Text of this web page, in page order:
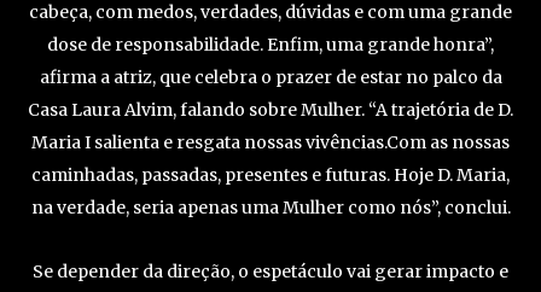
cabeça, com medos, verdades, dúvidas e com uma grande
dose de responsabilidade. Enfim, uma grande honra”,
afirma a atriz, que celebra o prazer de estar no palco da
Casa Laura Alvim, falando sobre Mulher. “A trajetória de D.
Maria I salienta e resgata nossas vivências.Com as nossas
caminhadas, passadas, presentes e futuras. Hoje D. Maria,
na verdade, seria apenas uma Mulher como nós”, conclui.
Se depender da direção, o espetáculo vai gerar impacto e